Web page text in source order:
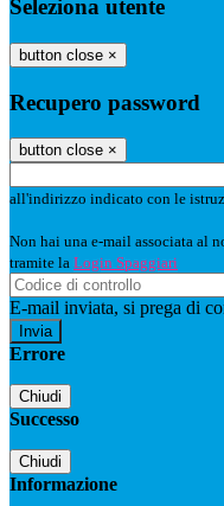
Seleziona utente
button close ×
Recupero password
button close ×
all'indirizzo indicato con le
Non hai una e-mail associata al
tramite la Login Spaggiari
E-mail inviata, si prega di
Errore
Chiudi
Successo
Chiudi
Informazione